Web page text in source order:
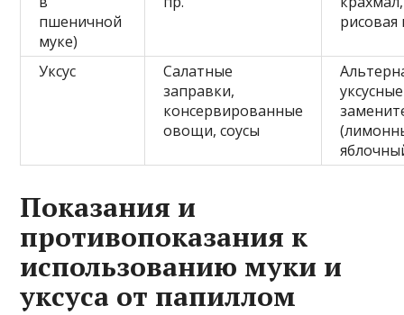
пшеничной
муке)
рисовая
Уксус
Салатные
заправки,
консервированные
овощи, соусы
уксусные
Показания и
противопоказания к
использованию муки и
уксуса от папиллом